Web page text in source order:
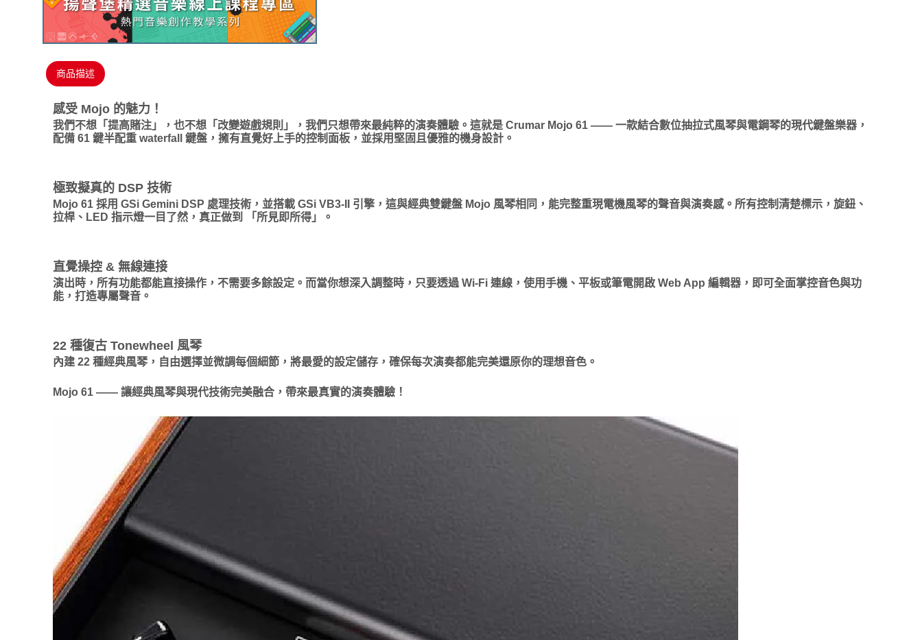
商品描述
感受 Mojo 的魅力！
我們不想「提高賭注」，也不想「改變遊戲規則」，我們只想帶來最純粹的演奏體驗。這就是 Crumar Mojo 61 —— 一款結合數位抽拉式風琴與電鋼琴的現代鍵盤樂器，
配備 61 鍵半配重 waterfall 鍵盤，擁有直覺好上手的控制面板，並採用堅固且優雅的機身設計。
極致擬真的 DSP 技術
Mojo 61 採用 GSi Gemini DSP 處理技術，並搭載 GSi VB3-II 引擎，這與經典雙鍵盤 Mojo 風琴相同，能完整重現電機風琴的聲音與演奏感。所有控制清楚標示，旋鈕、
拉桿、LED 指示燈一目了然，真正做到 「所見即所得」。
直覺操控 & 無線連接
演出時，所有功能都能直接操作，不需要多餘設定。而當你想深入調整時，只要透過 Wi-Fi 連線，使用手機、平板或筆電開啟 Web App 編輯器，即可全面掌控音色與功
能，打造專屬聲音。
22 種復古 Tonewheel 風琴
內建 22 種經典風琴，自由選擇並微調每個細節，將最愛的設定儲存，確保每次演奏都能完美還原你的理想音色。
Mojo 61 —— 讓經典風琴與現代技術完美融合，帶來最真實的演奏體驗 ！